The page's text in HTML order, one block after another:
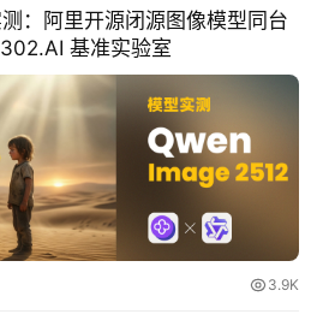
：阿里开源闭源图像模型同台
基准实验室
3.9K